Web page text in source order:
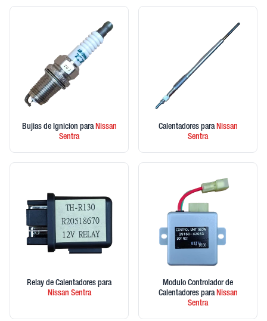
Bujias de Ignicion paraNissan
Sentra
Calentadores paraNissan
Sentra
Relay de Calentadores para
Nissan Sentra
Modulo Controlador de
Calentadores paraNissan
Sentra